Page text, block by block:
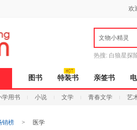
欢
文物小精灵
热搜: 白狼星探
图书 特装书 亲签书
学用书 小说 文学 青春文学 艺
销榜 > 医学